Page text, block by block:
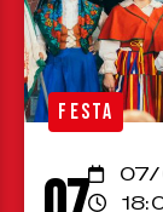
FESTA
07/